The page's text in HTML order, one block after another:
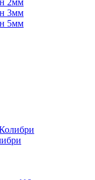
2мм
3мм
5мм